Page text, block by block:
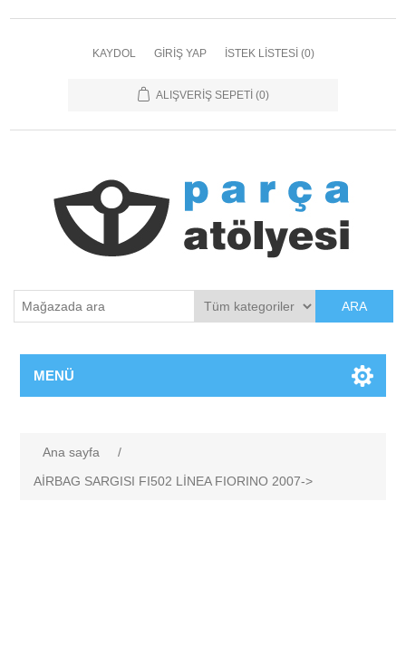
KAYDOL GIRIŞ YAP İSTEK LISTESI (0)
ALIŞVERIŞ SEPETI (0)
ARA
MENÜ
Ana sayfa
/
AİRBAG SARGISI FI502 LİNEA FIORINO 2007->